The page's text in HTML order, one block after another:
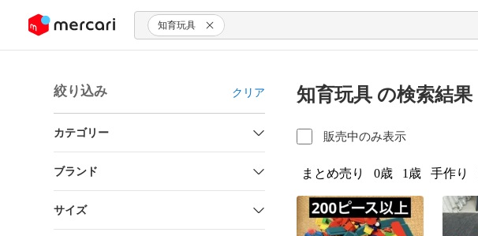
ツにスキップ 知育玩具
絞り込み クリア
カテゴリー
ブランド
サイズ
知育玩具 の検索結果
販売中のみ表示
まとめ売り 0歳 1歳 手作り